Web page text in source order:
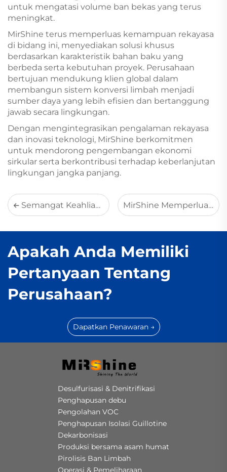
untuk mengatasi volume ban bekas yang terus
meningkat.
MirShine terus memperluas kemampuan rekayasa
di bidang ini, menyediakan solusi khusus
berdasarkan karakteristik bahan baku yang
berbeda serta kebutuhan proyek. Perusahaan
bertujuan mendukung klien global dalam
membangun sistem konversi limbah menjadi
sumber daya yang lebih efisien dan bertanggung
jawab secara lingkungan.
Dengan mengintegrasikan pengalaman rekayasa
dan inovasi teknologi, MirShine berkomitmen
untuk mendorong pengembangan ekonomi
sirkular serta berkontribusi terhadap keberlanjutan
lingkungan jangka panjang.
Semangat Keahlian dalam Rekayasa Lingkungan: Mendorong Pengembangan Hijau Berkualitas Tinggi MirShine Memperluas Layanan Tekniknya ke Proyek Sistem Bahan Bakar Minyak untuk Pusat Data di Indonesia dan Thailand
Apakah Anda Memiliki
Pertanyaan Tentang
Perusahaan?
Dapatkan Penawaran →
Desulfurisasi & Denitrifikasi
Penghapusan debu
Pengolahan VOC
Penghapusan Isolasi Guillotine
Dekarbonisasi
Produksi bersama asam humat
Pirolisis Ban Limbah
Operasi & Pemeliharaan